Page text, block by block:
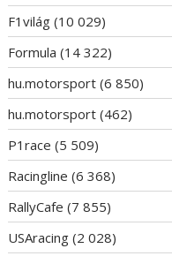
F1világ (10 029)
Formula (14 322)
hu.motorsport (6 850)
hu.motorsport (462)
P1race (5 509)
Racingline (6 368)
RallyCafe (7 855)
USAracing (2 028)